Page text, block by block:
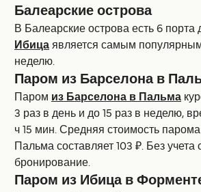
Балеарские острова
В Балеарские острова есть 6 порта
Ибица является самым
неделю.
Паром из Барселона в
Паром из Барселона в Пальма
3 раз в день и до 15 раз в неделю,
ч 15 мин. Средняя стоимость
Пальма составляет 103 ₽. Без учета
бронирование.
Паром из Ибица в